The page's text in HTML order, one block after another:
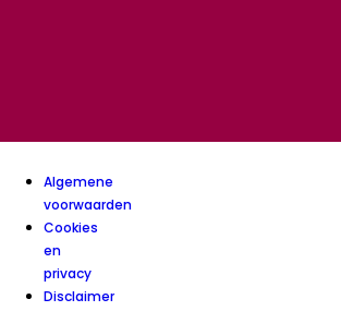
Algemene
voorwaarden
Cookies
en
privacy
Disclaimer